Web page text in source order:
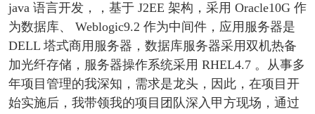
java 语言开发，，基于 J2EE 架构，采用 Oracle10G 作
为数据库、 Weblogic9.2 作为中间件，应用服务器是
DELL 塔式商用服务器，数据库服务器采用双机热备
加光纤存储，服务器操作系统采用 RHEL4.7 。从事多
年项目管理的我深知，需求是龙头，因此，在项目开
始实施后，我带领我的项目团队深入甲方现场，通过